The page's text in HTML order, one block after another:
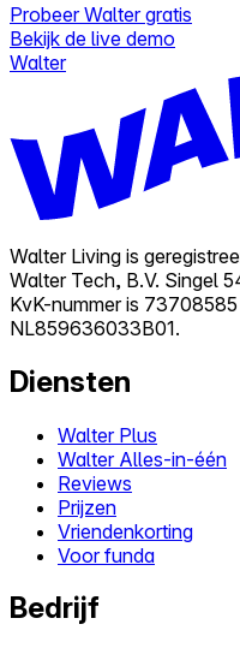
Probeer Walter gratis
Bekijk de live demo
Walter
Walter Living is
Walter Tech, B.V. Singel
KvK-nummer is
NL859636033B01.
Diensten
Walter Plus
Walter Alles-in-één
Reviews
Prijzen
Vriendenkorting
Voor funda
Bedrijf